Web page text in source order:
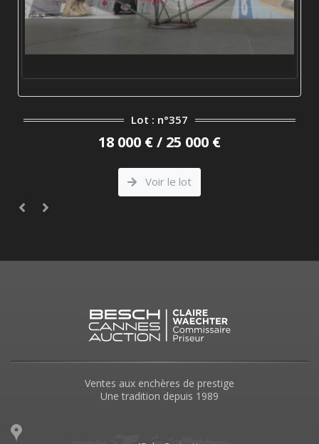
Lot : n°357
18 000 € / 25 000 €
Voir le lot
Ventes aux enchères de prestige
Une tradition depuis 1989